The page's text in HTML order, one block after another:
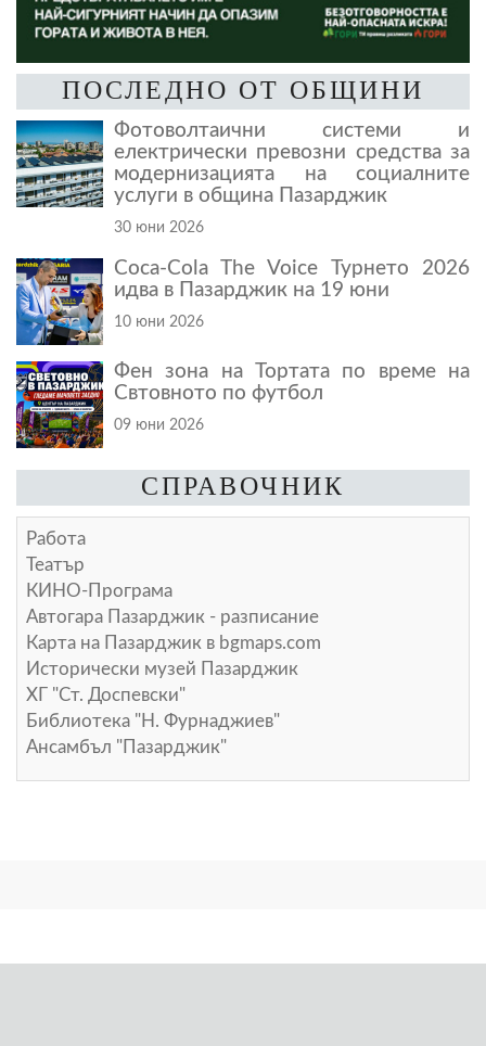
ПОСЛЕДНО ОТ ОБЩИНИ
Фотоволтаични системи и
електрически превозни средства за
модернизацията на социалните
услуги в община Пазарджик
30 юни 2026
Coca-Cola The Voice Турнето 2026
идва в Пазарджик на 19 юни
10 юни 2026
Фен зона на Тортата по време на
Свтовното по футбол
09 юни 2026
СПРАВОЧНИК
Работа
Театър
КИНО-Програма
Автогара Пазарджик - разписание
Карта на Пазарджик в bgmaps.com
Исторически музей Пазарджик
ХГ "Ст. Доспевски"
Библиотека "Н. Фурнаджиев"
Ансамбъл "Пазарджик"